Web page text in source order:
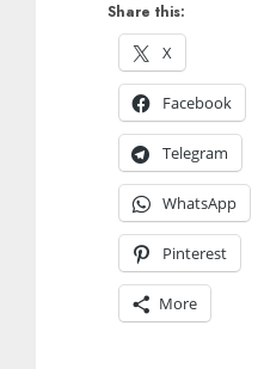
Share this:
X
Facebook
Telegram
WhatsApp
Pinterest
More